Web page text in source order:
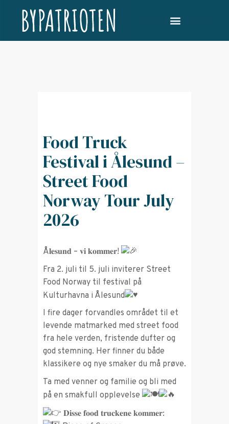
Food Truck
Festival i Ålesund –
Street Food
Norway Tour July
2026
Å𝐥𝐞𝐬𝐮𝐧𝐝 – 𝐯𝐢 𝐤𝐨𝐦𝐦𝐞𝐫!
Fra 2. juli til 5. juli inviterer Street
Food Norway til festival på
Kulturhavna i Ålesund
I fire dager forvandles området til et
levende matmarked med street food
fra hele verden, fristende dufter og
god stemning. Her finner du både
klassikere og nye smaker du må prøve.
Ta med venner og familie og bli med
på en smakfull opplevelse
𝐃𝐢𝐬𝐬𝐞 𝐟𝐨𝐨𝐝 𝐭𝐫𝐮𝐜𝐤𝐞𝐧𝐞 𝐤𝐨𝐦𝐦𝐞𝐫: